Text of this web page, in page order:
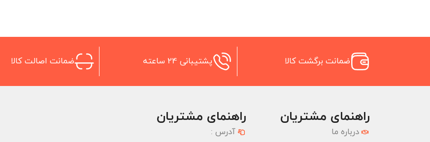
ضمانت برگشت کالا پشتیبانی 24 ساعته ضمانت اصالت کالا
راهنمای مشتریان
درباره ما
راهنمای مشتریان
آدرس :